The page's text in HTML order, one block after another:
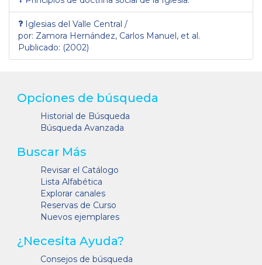
Iglesias del Valle Central /
por: Zamora Hernández, Carlos Manuel, et al.
Publicado: (2002)
Opciones de búsqueda
Historial de Búsqueda
Búsqueda Avanzada
Buscar Más
Revisar el Catálogo
Lista Alfabética
Explorar canales
Reservas de Curso
Nuevos ejemplares
¿Necesita Ayuda?
Consejos de búsqueda